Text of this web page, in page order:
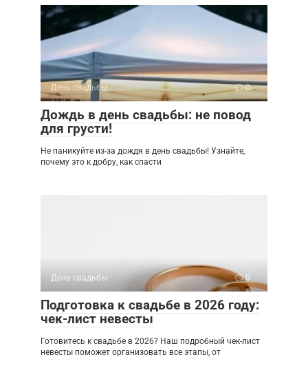
День свадьбы 0
Дождь в день свадьбы: не повод
для грусти!
Не паникуйте из-за дождя в день свадьбы! Узнайте,
почему это к добру, как спасти
День свадьбы 0
Подготовка к свадьбе в 2026 году:
чек-лист невесты
Готовитесь к свадьбе в 2026? Наш подробный чек-лист
невесты поможет организовать все этапы, от